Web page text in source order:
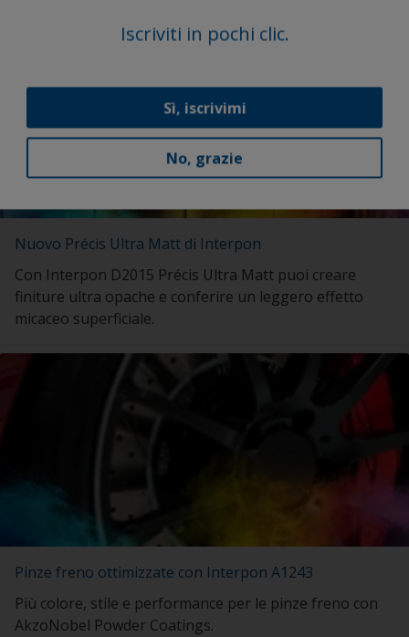
Nuovo Précis Ultra Matt di Interpon
Con Interpon D2015 Précis Ultra Matt puoi creare
finiture ultra opache e conferire un leggero effetto
micaceo superficiale.
Pinze freno ottimizzate con Interpon A1243
Più colore, stile e performance per le pinze freno con
AkzoNobel Powder Coatings.
Iscriviti in pochi clic.
Sì, iscrivimi
No, grazie